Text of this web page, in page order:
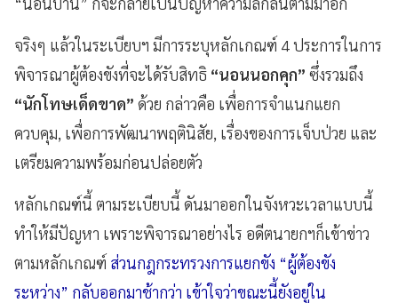
จริงๆ แล้วในระเบียบฯ มีการระบุหลักเกณฑ์ 4 ประการในการ
พิจารณาผู้ต้องขังที่จะได้รับสิทธิ “นอนนอกคุก” ซึ่งรวมถึง
“นักโทษเด็ดขาด” ด้วย กล่าวคือ เพื่อการจำแนกแยก
ควบคุม, เพื่อการพัฒนาพฤตินิสัย, เรื่องของการเจ็บป่วย และ
เตรียมความพร้อมก่อนปล่อยตัว
หลักเกณฑ์นี้ ตามระเบียบนี้ ดันมาออกในจังหวะเวลาแบบนี้
ทำให้มีปัญหา เพราะพิจารณาอย่างไร อดีตนายกฯก็เข้าข่าว
ตามหลักเกณฑ์ ส่วนกฎกระทรวงการแยกขัง “ผู้ต้องขัง
ระหว่าง” กลับออกมาช้ากว่า เข้าใจว่าขณะนี้ยังอยู่ใน